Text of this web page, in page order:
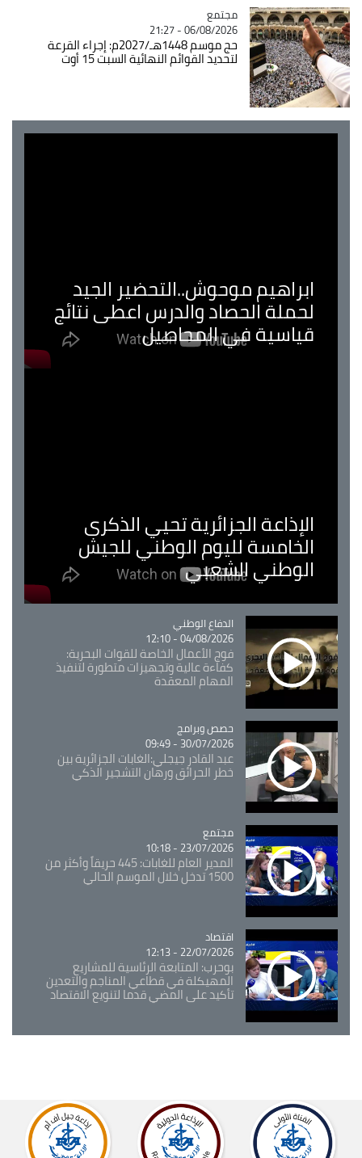
Catégorie
مجتمع
06/08/2026 - 21:27
حج موسم 1448هـ/2027م: إجراء القرعة
لتحديد القوائم النهائية السبت 15 أوت
ابراهيم موحوش..التحضير الجيد
لحملة الحصاد والدرس اعطى نتائج
قياسية في المحاصيل
الإذاعة الجزائرية تحيي الذكرى
الخامسة لليوم الوطني للجيش
الوطني الشعبي
Catégorie
الدفاع الوطني
04/08/2026 - 12:10
فوج الأعمال الخاصة للقوات البحرية:
كفاءة عالية وتجهيزات متطورة لتنفيذ
المهام المعقدة
Catégorie
حصص وبرامج
30/07/2026 - 09:49
عبد القادر جيجلي:الغابات الجزائرية بين
خطر الحرائق ورهان التشجير الذكي
Catégorie
مجتمع
23/07/2026 - 10:18
المدير العام للغابات: 445 حريقاً وأكثر من
1500 تدخل خلال الموسم الحالي
Catégorie
اقتصاد
22/07/2026 - 12:13
بوحرب: المتابعة الرئاسية للمشاريع
المهيكلة في قطاعي المناجم والتعدين
تأكيد على المضي قدما لتنويع الاقتصاد